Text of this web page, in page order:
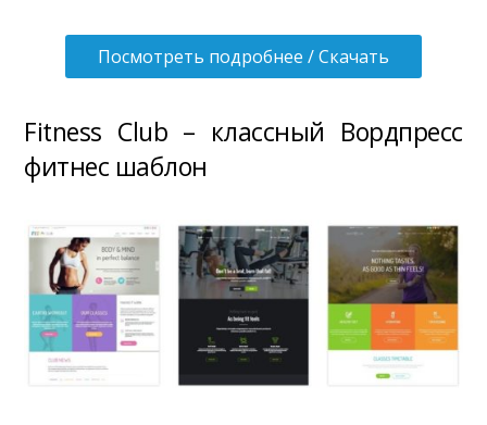
Посмотреть подробнее / Скачать
Fitness Club – классный Вордпресс
фитнес шаблон